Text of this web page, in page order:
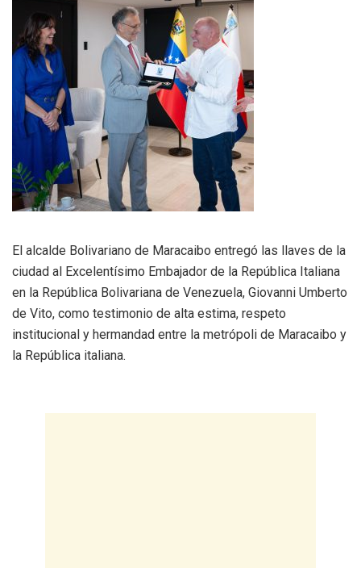
El alcalde Bolivariano de Maracaibo entregó las llaves de la
ciudad al Excelentísimo Embajador de la República Italiana
en la República Bolivariana de Venezuela, Giovanni Umberto
de Vito, como testimonio de alta estima, respeto
institucional y hermandad entre la metrópoli de Maracaibo y
la República italiana.